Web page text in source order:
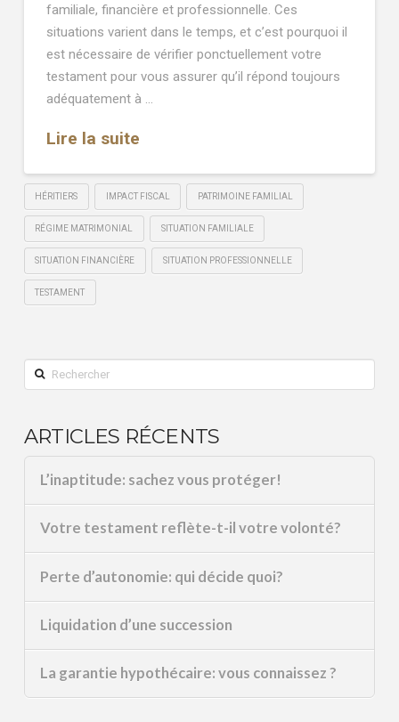
familiale, financière et professionnelle. Ces
situations varient dans le temps, et c’est pourquoi il
est nécessaire de vérifier ponctuellement votre
testament pour vous assurer qu’il répond toujours
adéquatement à …
Lire la suite
HÉRITIERS IMPACT FISCAL PATRIMOINE FAMILIAL
RÉGIME MATRIMONIAL SITUATION FAMILIALE
SITUATION FINANCIÈRE SITUATION PROFESSIONNELLE
TESTAMENT
Rechercher
ARTICLES RÉCENTS
L’inaptitude: sachez vous protéger!
Votre testament reflète-t-il votre volonté?
Perte d’autonomie: qui décide quoi?
Liquidation d’une succession
La garantie hypothécaire: vous connaissez ?